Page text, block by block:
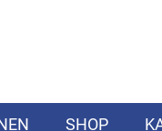
SHOP